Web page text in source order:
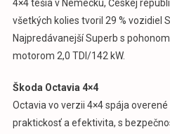
4×4 tešia v Nemecku, Českej
všetkých kolies tvoril 29 % vozidiel
Najpredávanejší Superb s
motorom 2,0 TDI/142 kW.
Škoda Octavia 4×4
Octavia vo verzii 4×4 spája
praktickosť a efektivita, s